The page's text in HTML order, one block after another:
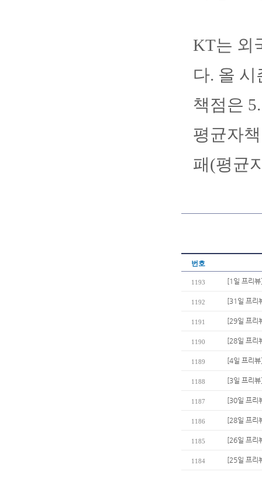
KT는 외
다. 올
책점은
평균자
패(평균
번호
1193 [1일 프리
1192 [31일 프리
1191 [29일 프리
1190 [28일 프리
1189 [4일 프리
1188 [3일 프리
1187 [30일 프리
1186 [28일 프리
1185 [26일 프리
1184 [25일 프리